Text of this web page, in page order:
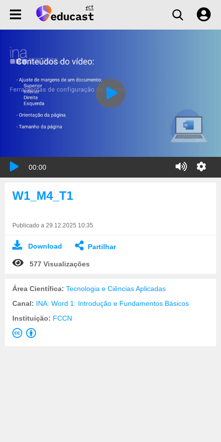
00:00
W1_M4_T1
Publicado a 29.12.2025 10:35
Download Partilhar
577 Visualizações
Área Científica: Tecnologia e Ciências Aplicadas
Canal: INA: Word 1: Introdução e Fundamentos Básicos
Instituição: FCCN